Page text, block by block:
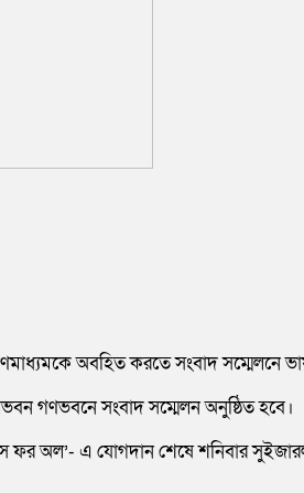
অবহিত করতে সংবাদ সম্মেলনে
গণভবনে সংবাদ সম্মেলন অনুষ্ঠিত হবে।
ফর অল’- এ যোগদান শেষে শনিবার